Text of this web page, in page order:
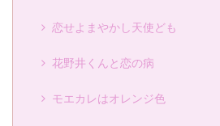
恋せよまやかし天使ども
花野井くんと恋の病
モエカレはオレンジ色